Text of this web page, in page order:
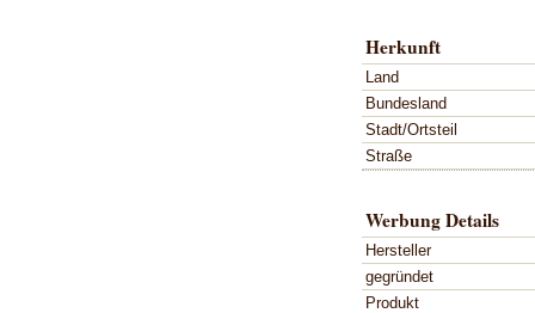
Herkunft
Land
Bundesland
Stadt/Ortsteil
Straße
Werbung Details
Hersteller
gegründet
Produkt